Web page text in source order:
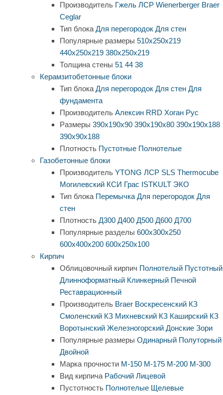
Производитель Гжель ЛСР Wienerberger Braer
Ceglar
Тип блока Для перегородок Для стен
Популярные размеры 510х250х219
440х250х219 380х250х219
Толщина стены 51 44 38
Керамзитобетонные блоки
Тип блока Для перегородок Для стен Для
фундамента
Производитель Алексин RRD Хоган Рус
Размеры 390х190х90 390х190х80 390х190х188
390х90х188
Плотность Пустотные Полнотелые
Газобетонные блоки
Производитель YTONG ЛСР SLS Thermocube
Могилевский КСИ Грас ISTKULT ЭКО
Тип блока Перемычка Для перегородок Для
стен
Плотность Д300 Д400 Д500 Д600 Д700
Популярные разделы 600х300х250
600х400х200 600х250х100
Кирпич
Облицовочный кирпич Полнотелый Пустотный
Длинноформатный Клинкерный Печной
Реставрационный
Производитель Braer Воскресенский КЗ
Смоленский КЗ Михневский КЗ Каширский КЗ
Воротынский Железногорский Донские Зори
Популярные размеры Одинарный Полуторный
Двойной
Марка прочности М-150 М-175 М-200 М-300
Вид кирпича Рабочий Лицевой
Пустотность Полнотелые Щелевые